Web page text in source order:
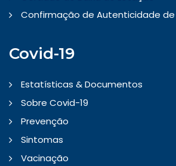
Confirmação de Autenticidade
Covid-19
Estatísticas & Documentos
Sobre Covid-19
Prevenção
Sintomas
Vacinação